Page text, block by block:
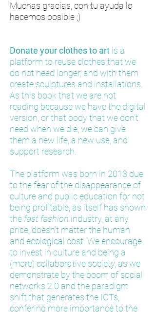
Muchas gracias, con tu ayuda lo
hacemos posible ;)
Donate your clothes to art is a
platform to reuse clothes that we
do not need longer, and with them
create sculptures and installations.
As this book that we are not
reading because we have the digital
version, or that body that we don’t
need when we die; we can give
them a new life, a new use, and
support research.
The platform was born in 2013 due
to the fear of the disappearance of
culture and public education for not
being profitable, as itself has shown
the fast fashion industry, at any
price, doesn’t matter the human
and ecological cost. We encourage
to invest in culture and being a
(more) collaborative society, as we
demonstrate by the boom of social
networks 2.0 and the paradigm
shift that generates the ICTs,
confering more importance to the